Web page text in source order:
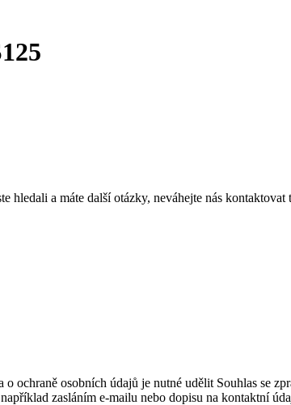
hledali a máte další otázky, neváhejte nás
o ochraně osobních údajů je nutné udělit Souhlas se
zasláním e-mailu nebo dopisu na kontaktní